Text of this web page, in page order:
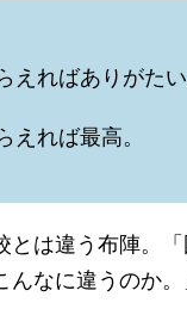
えればありがたい
えれば最高。
とは違う布陣。
なに違うのか。